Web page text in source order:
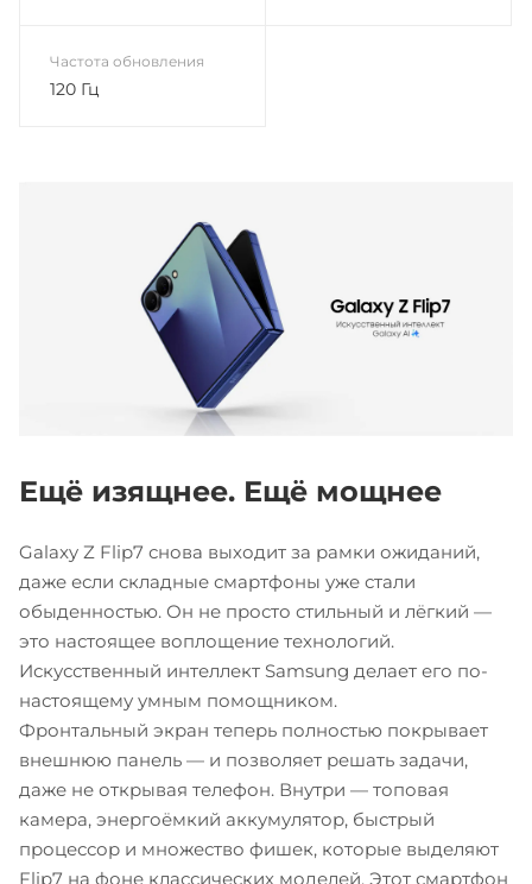
Ещё изящнее. Ещё мощнее
Galaxy Z Flip7 снова выходит за рамки ожиданий,
даже если складные смартфоны уже стали
обыденностью. Он не просто стильный и лёгкий —
это настоящее воплощение технологий.
Искусственный интеллект Samsung делает его по-
настоящему умным помощником.
Фронтальный экран теперь полностью покрывает
внешнюю панель — и позволяет решать задачи,
даже не открывая телефон. Внутри — топовая
камера, энергоёмкий аккумулятор, быстрый
процессор и множество фишек, которые выделяют
Flip7 на фоне классических моделей. Этот смартфон
Частота обновления
120 Гц